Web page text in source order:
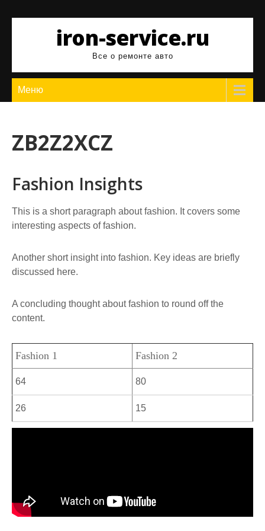
содержимомуiron-service.ru
Все о ремонте авто
Меню
ZB2Z2XCZ
Fashion Insights
This is a short paragraph about fashion. It covers some
interesting aspects of fashion.
Another short insight into fashion. Key ideas are briefly
discussed here.
A concluding thought about fashion to round off the
content.
Fashion 1 Fashion 2
64 80
26 15